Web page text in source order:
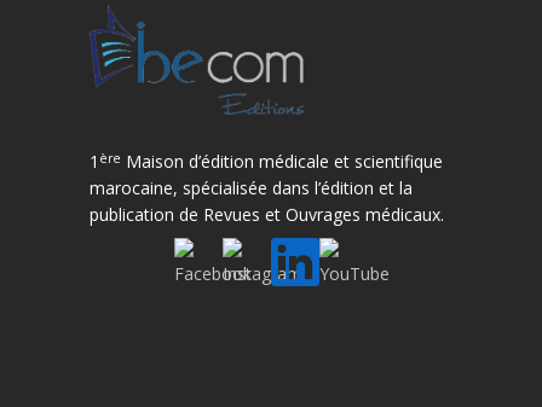
1 ère Maison d’édition médicale et scientifique
marocaine, spécialisée dans l’édition et la
publication de Revues et Ouvrages médicaux.